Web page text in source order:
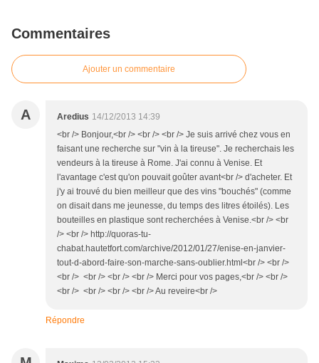
Commentaires
Ajouter un commentaire
A Aredius 14/12/2013 14:39
<br /> Bonjour,<br /> <br /> <br /> Je suis arrivé chez vous en
faisant une recherche sur "vin à la tireuse". Je recherchais les
vendeurs à la tireuse à Rome. J'ai connu à Venise. Et
l'avantage c'est qu'on pouvait goûter avant<br /> d'acheter. Et
j'y ai trouvé du bien meilleur que des vins "bouchés" (comme
on disait dans me jeunesse, du temps des litres étoilés). Les
bouteilles en plastique sont recherchées à Venise.<br /> <br
/> <br /> http://quoras-tu-
chabat.hautetfort.com/archive/2012/01/27/enise-en-janvier-
tout-d-abord-faire-son-marche-sans-oublier.html<br /> <br />
<br /> <br /> <br /> <br /> Merci pour vos pages,<br /> <br />
<br /> <br /> <br /> <br /> Au reveire<br />
Répondre